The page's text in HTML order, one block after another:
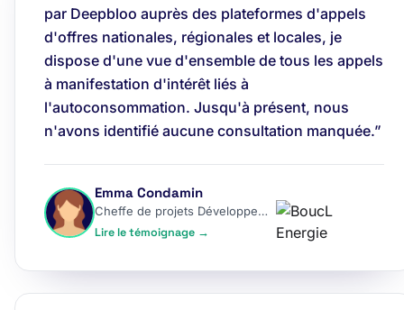
par Deepbloo auprès des plateformes d'appels
d'offres nationales, régionales et locales, je
dispose d'une vue d'ensemble de tous les appels
à manifestation d'intérêt liés à
l'autoconsommation. Jusqu'à présent, nous
n'avons identifié aucune consultation manquée.”
Emma Condamin
Cheffe de projets Développement
Lire le témoignage →